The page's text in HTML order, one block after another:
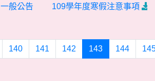
一般公告 109學年度寒假注意事項
140 141 142 143 144